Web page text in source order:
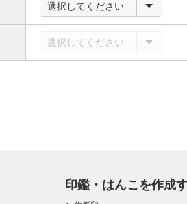
選択してください
選択してください
印鑑・はんこを作成